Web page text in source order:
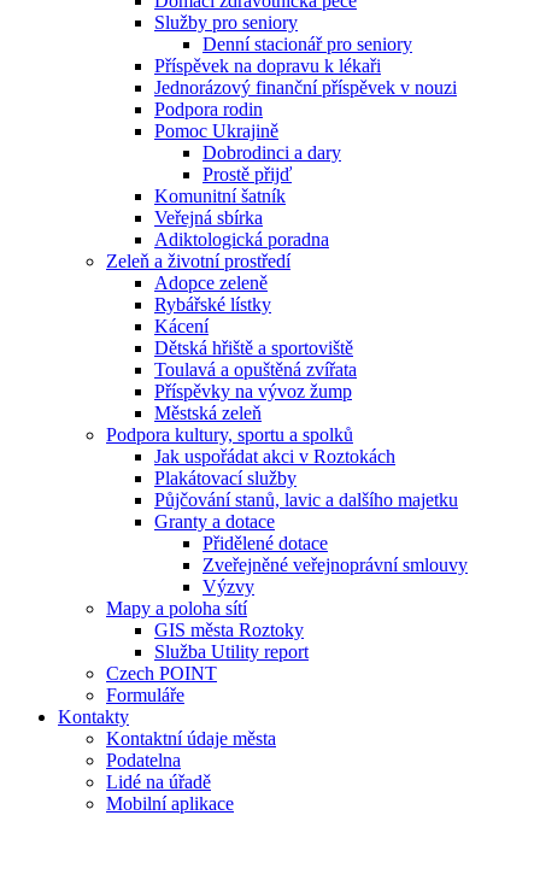
Služby pro seniory
Denní stacionář pro seniory
Příspěvek na dopravu k lékaři
Jednorázový finanční příspěvek v nouzi
Podpora rodin
Pomoc Ukrajině
Dobrodinci a dary
Prostě přijď
Komunitní šatník
Veřejná sbírka
Adiktologická poradna
Zeleň a životní prostředí
Adopce zeleně
Rybářské lístky
Kácení
Dětská hřiště a sportoviště
Toulavá a opuštěná zvířata
Příspěvky na vývoz žump
Městská zeleň
Podpora kultury, sportu a spolků
Jak uspořádat akci v Roztokách
Plakátovací služby
Půjčování stanů, lavic a dalšího majetku
Granty a dotace
Přidělené dotace
Zveřejněné veřejnoprávní smlouvy
Výzvy
Mapy a poloha sítí
GIS města Roztoky
Služba Utility report
Czech POINT
Formuláře
Kontakty
Kontaktní údaje města
Podatelna
Lidé na úřadě
Mobilní aplikace